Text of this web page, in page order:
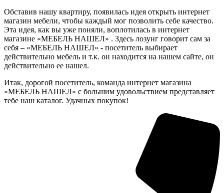
Обставив нашу квартиру, появилась идея открыть интернет
магазин мебели, чтобы каждый мог позволить себе качество.
Эта идея, как вы уже поняли, воплотилась в интернет
магазине «МЕБЕЛЬ НАШЕЛ» . Здесь лозунг говорит сам за
себя – «МЕБЕЛЬ НАШЕЛ» - посетитель выбирает
действительно мебель и т.к. он находится на нашем сайте, он
действительно ее нашел.
Итак, дорогой посетитель, команда интернет магазина
«МЕБЕЛЬ НАШЕЛ» с большим удовольствием представляет
тебе наш каталог. Удачных покупок!